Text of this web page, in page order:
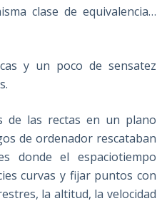
clase de equivalencia…
y un poco de sensatez
de las rectas en un plano
de ordenador rescataban
donde el espaciotiempo
curvas y fijar puntos con
la altitud, la velocidad